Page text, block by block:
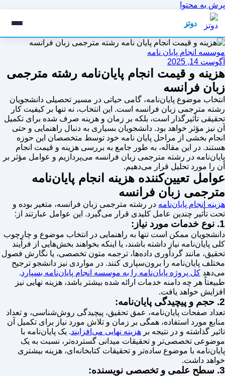
پرش به محتوا
دوتز
موسسه انجام پایان نامه
آگوست 14, 2025
هزینه و قیمت انجام پایان‌نامه رشته مترجمی
زبان فرانسه
انتخاب موضوع پایان‌نامه، گامی حیاتی در مسیر تحصیلی دانشجویان
رشته مترجمی زبان فرانسه است. این انتخاب، نه تنها بر کیفیت کار
تحقیقی تأثیرگذار است، بلکه بر زمان و هزینه صرف شده برای تکمیل
آن نیز مؤثر خواهد بود. دانشجویان بسیاری به دنبال راهنمایی و حتی
انجام بخشی از مراحل پایان نامه خود توسط متخصصان این حوزه
هستند. در این مقاله، به طور جامع به بررسی هزینه و قیمت انجام
پایان‌نامه در رشته مترجمی زبان فرانسه می‌پردازیم و عوامل مؤثر بر
آن را مورد تحلیل قرار می‌دهیم.
عوامل تعیین‌کننده هزینه انجام پایان‌نامه
مترجمی زبان فرانسه
هزینه انجام پایان‌نامه در رشته مترجمی زبان فرانسه، متغیر بوده و
تحت تأثیر چندین عامل کلیدی قرار می‌گیرد. این عوامل عبارتند از:
1. نوع خدمات مورد نیاز:
دانشجویان ممکن است تنها به راهنمایی در انتخاب موضوع و چارچوب
کلی پایان‌نامه نیاز داشته باشند، یا اینکه بخواهند بخش‌هایی از فرآیند
تحقیق، مانند گردآوری داده‌ها، ترجمه متون تخصصی، یا نگارش فصول
مختلف پایان‌نامه را برون‌سپاری کنند. در مواردی نیز دانشجو ترجیح
می‌دهد کل پروژه پایان‌نامه را به موسسه انجام پایان‌نامه بسپارد.
طبیعتاً هر چه دامنه خدمات ارائه شده بیشتر باشد، هزینه نهایی نیز
افزایش خواهد یافت.
2. حجم و پیچیدگی پایان‌نامه:
تعداد صفحات پایان‌نامه، عمق تحقیق، پیچیدگی روش‌شناسی، و تعداد
منابع مورد استفاده، همگی بر زمان و تلاش مورد نیاز برای تکمیل آن
تاثیر گذاشته و در نتیجه بر هزینه نهایی می‌افزایند. یک پایان‌نامه با
موضوعی تخصصی‌تر و تحقیقات میدانی گسترده‌تر، نسبت به یک
پایان‌نامه با موضوع ساده‌تر و تحقیقات کتابخانه‌ای، هزینه بیشتری
خواهد داشت.
3. سطح علمی و تخصصی نویسنده: